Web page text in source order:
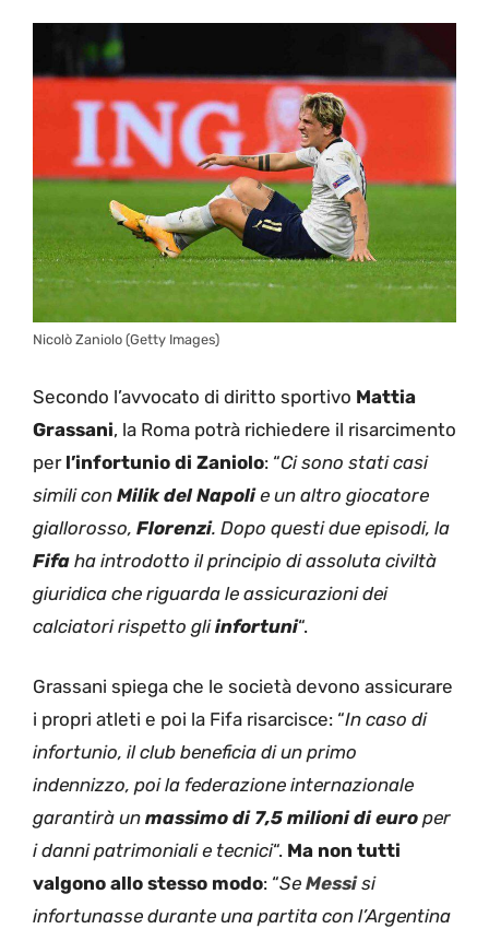
Nicolò Zaniolo (Getty Images)
Secondo l’avvocato di diritto sportivo Mattia
Grassani, la Roma potrà richiedere il risarcimento
per l’infortunio di Zaniolo: “Ci sono stati casi
simili con Milik del Napolie un altro giocatore
giallorosso, Florenzi. Dopo questi due episodi, la
Fifa ha introdotto il principio di assoluta civiltà
giuridica che riguarda le assicurazioni dei
calciatori rispetto gliinfortuni“.
Grassani spiega che le società devono assicurare
i propri atleti e poi la Fifa risarcisce: “In caso di
infortunio, il club beneficia di un primo
indennizzo, poi la federazione internazionale
garantirà un massimo di 7,5 milioni di euro per
i danni patrimoniali e tecnici“. Ma non tutti
valgono allo stesso modo: “Se Messi si
infortunasse durante una partita con l’Argentina